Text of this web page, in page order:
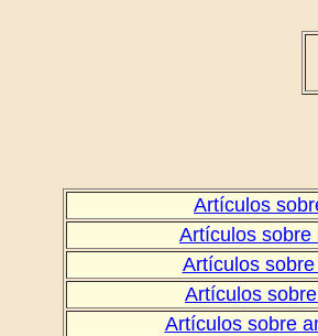
Artículos
Artículos sobre
Artículos
Artículos
Artículos sobre